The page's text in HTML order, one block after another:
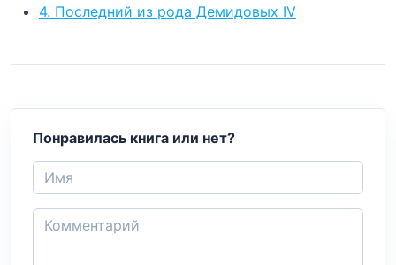
4. Последний из рода Демидовых IV
Понравилась книга или нет?